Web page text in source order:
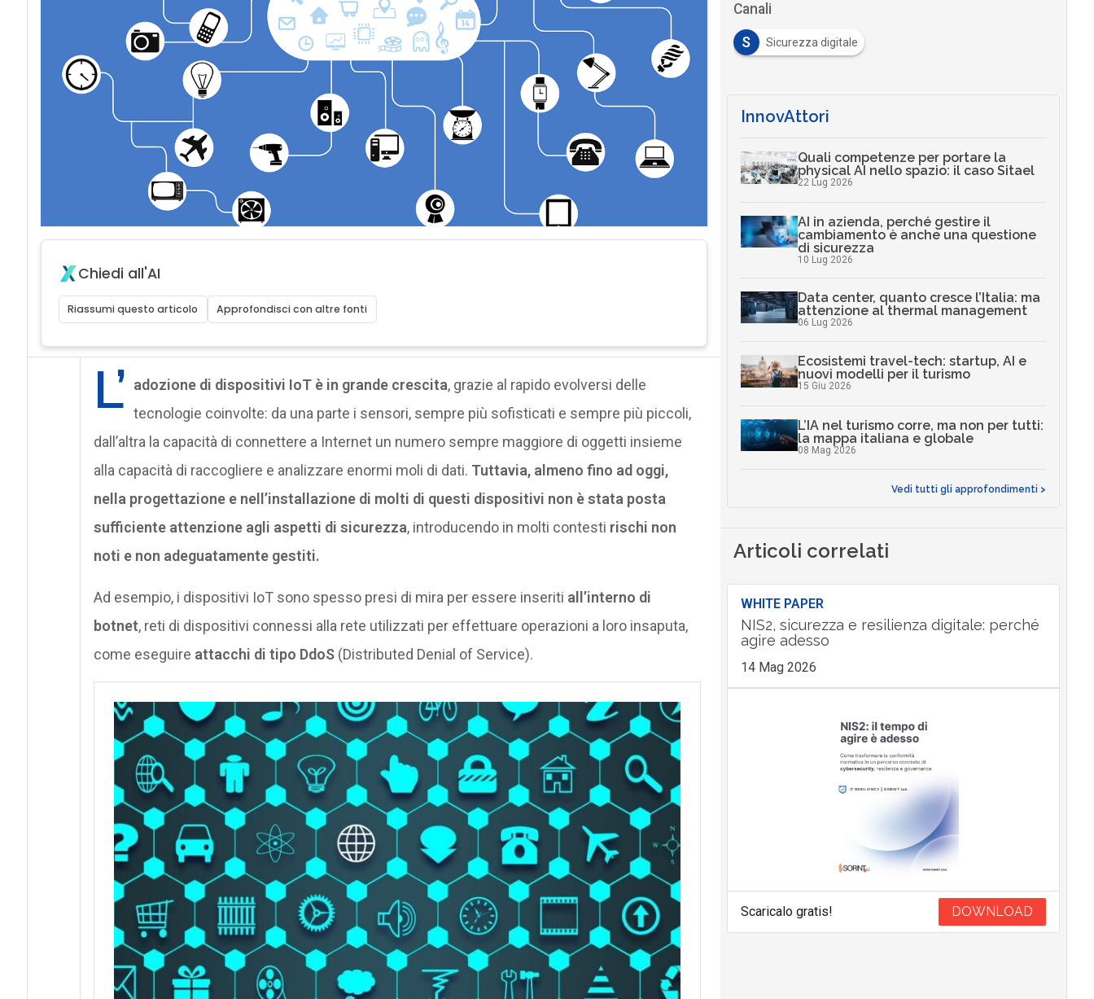
Chiedi all'AI
Riassumi questo articolo Approfondisci con altre fonti
L’ adozione di dispositivi IoT è in grande crescita, grazie al rapido evolversi delle
tecnologie coinvolte: da una parte i sensori, sempre più sofisticati e sempre più piccoli,
dall’altra la capacità di connettere a Internet un numero sempre maggiore di oggetti insieme
alla capacità di raccogliere e analizzare enormi moli di dati. Tuttavia, almeno fino ad oggi,
nella progettazione e nell’installazione di molti di questi dispositivi non è stata posta
sufficiente attenzione agli aspetti di sicurezza, introducendo in molti contesti rischi non
noti e non adeguatamente gestiti.
Ad esempio, i dispositivi IoT sono spesso presi di mira per essere inseriti all’interno di
botnet, reti di dispositivi connessi alla rete utilizzati per effettuare operazioni a loro insaputa,
come eseguire attacchi di tipo DdoS(Distributed Denial of Service).
Canali
S Sicurezza digitale
InnovAttori
Quali competenze per portare la
physical AI nello spazio: il caso Sitael
22 Lug 2026
AI in azienda, perché gestire il
cambiamento è anche una questione
di sicurezza
10 Lug 2026
Data center, quanto cresce l’Italia: ma
attenzione al thermal management
06 Lug 2026
Ecosistemi travel-tech: startup, AI e
nuovi modelli per il turismo
15 Giu 2026
L’IA nel turismo corre, ma non per tutti:
la mappa italiana e globale
08 Mag 2026
Vedi tutti gli approfondimenti >
Articoli correlati
WHITE PAPER
NIS2, sicurezza e resilienza digitale: perché
agire adesso
14 Mag 2026
Scaricalo gratis! DOWNLOAD